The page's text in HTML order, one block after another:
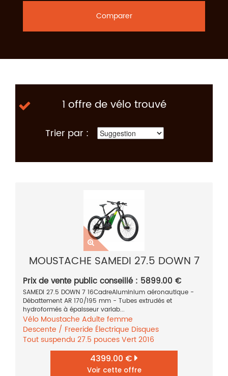
Comparer
1 offre de vélo trouvé
Trier par :
MOUSTACHE SAMEDI 27.5 DOWN 7
Prix de vente public conseillé : 5899.00 €
SAMEDI 27.5 DOWN 7 16CadreAluminium aéronautique -
Débattement AR 170/195 mm - Tubes extrudés et
hydroformés à épaisseur variab...
Vélo Moustache Adulte femme
Descente / Freeride Électrique Disques
Tout suspendu 27.5 poucesVert2016
4399.00 €
Voir cette offre